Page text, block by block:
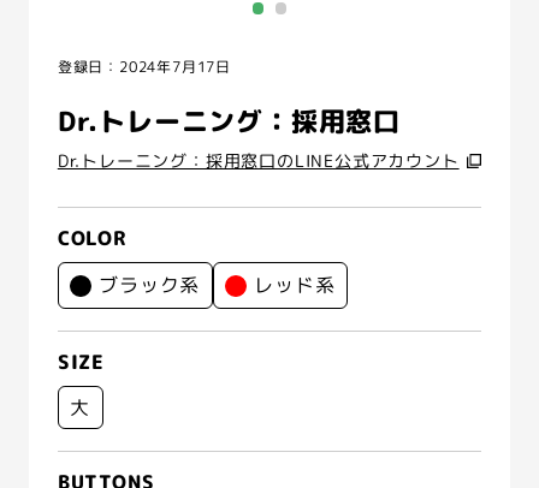
登録日：2024年7月17日
Dr.トレーニング：採用窓口
Dr.トレーニング：採用窓口のLINE公式アカウント
COLOR
ブラック系
レッド系
SIZE
大
BUTTONS